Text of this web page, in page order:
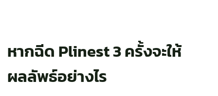
หากฉีด Plinest 3 ครั้งจะให้
ผลลัพธ์อย่างไร